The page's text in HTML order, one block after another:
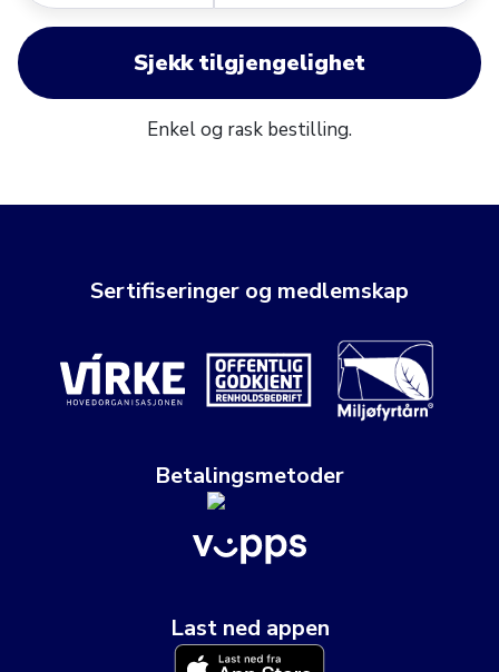
Sjekk tilgjengelighet
Enkel og rask bestilling.
Sertifiseringer og medlemskap
Betalingsmetoder
Last ned appen